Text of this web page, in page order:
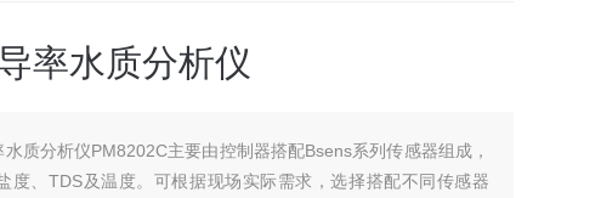
率水质分析仪
质分析仪PM8202C主要由控制器搭配Bsens系列传感器组成，
度、TDS及温度。可根据现场实际需求，选择搭配不同传感器